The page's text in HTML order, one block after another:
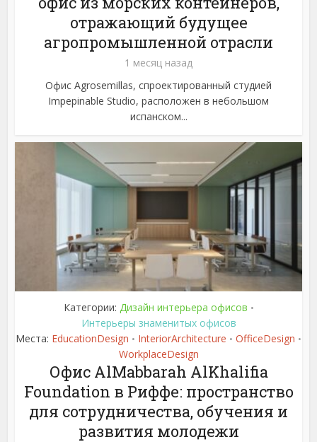
отражающий будущее
агропромышленной отрасли
1 месяц назад
Офис Agrosemillas, спроектированный студией
Impepinable Studio, расположен в небольшом
испанском...
Категории: Дизайн интерьера офисов •
Интерьеры знаменитых офисов
Места: EducationDesign • InteriorArchitecture • OfficeDesign •
WorkplaceDesign
Офис AlMabbarah AlKhalifia
Foundation в Риффе: пространство
для сотрудничества, обучения и
развития молодежи